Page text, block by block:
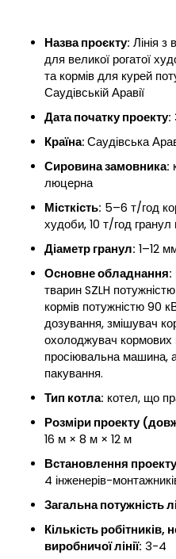
Назва проєкту: Лінія з
для великої рогатої
та кормів для курей
Саудівській Аравії
Дата початку проекту:
Країна: Саудівська
Сировина замовника:
люцерна
Місткість: 5–6 т/год
худоби, 10 т/год
Діаметр гранул: 1–12
Основне обладнання:
тварин SZLH
кормів потужністю 90
дозування, змішувач
охолоджувач кормових
просіювальна машина,
пакування.
Тип котла: котел, що
Розміри проекту
16 м × 8 м × 12 м
Встановлення
4 інженерів-
Загальна потужність
Кількість
виробничої лінії: 3-4